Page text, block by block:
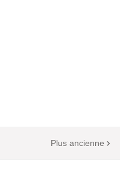
Plus ancienne